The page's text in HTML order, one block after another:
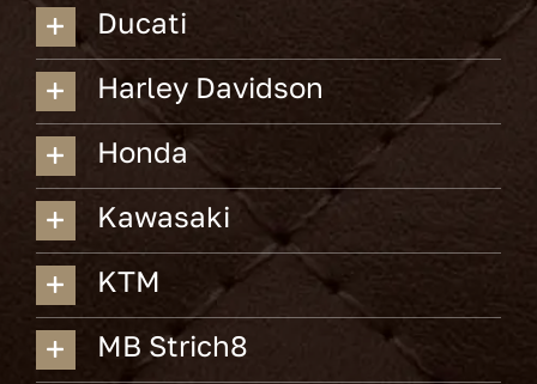
Ducati
Harley Davidson
Honda
Kawasaki
KTM
MB Strich8